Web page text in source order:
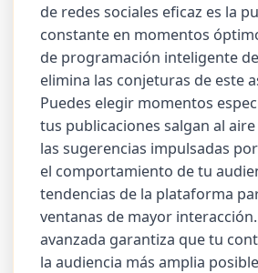
de redes sociales eficaz es la
constante en momentos
de programación inteligente
elimina las conjeturas de este
Puedes elegir momentos
tus publicaciones salgan al
las sugerencias impulsadas
el comportamiento de tu
tendencias de la plataforma
ventanas de mayor
avanzada garantiza que tu
la audiencia más amplia